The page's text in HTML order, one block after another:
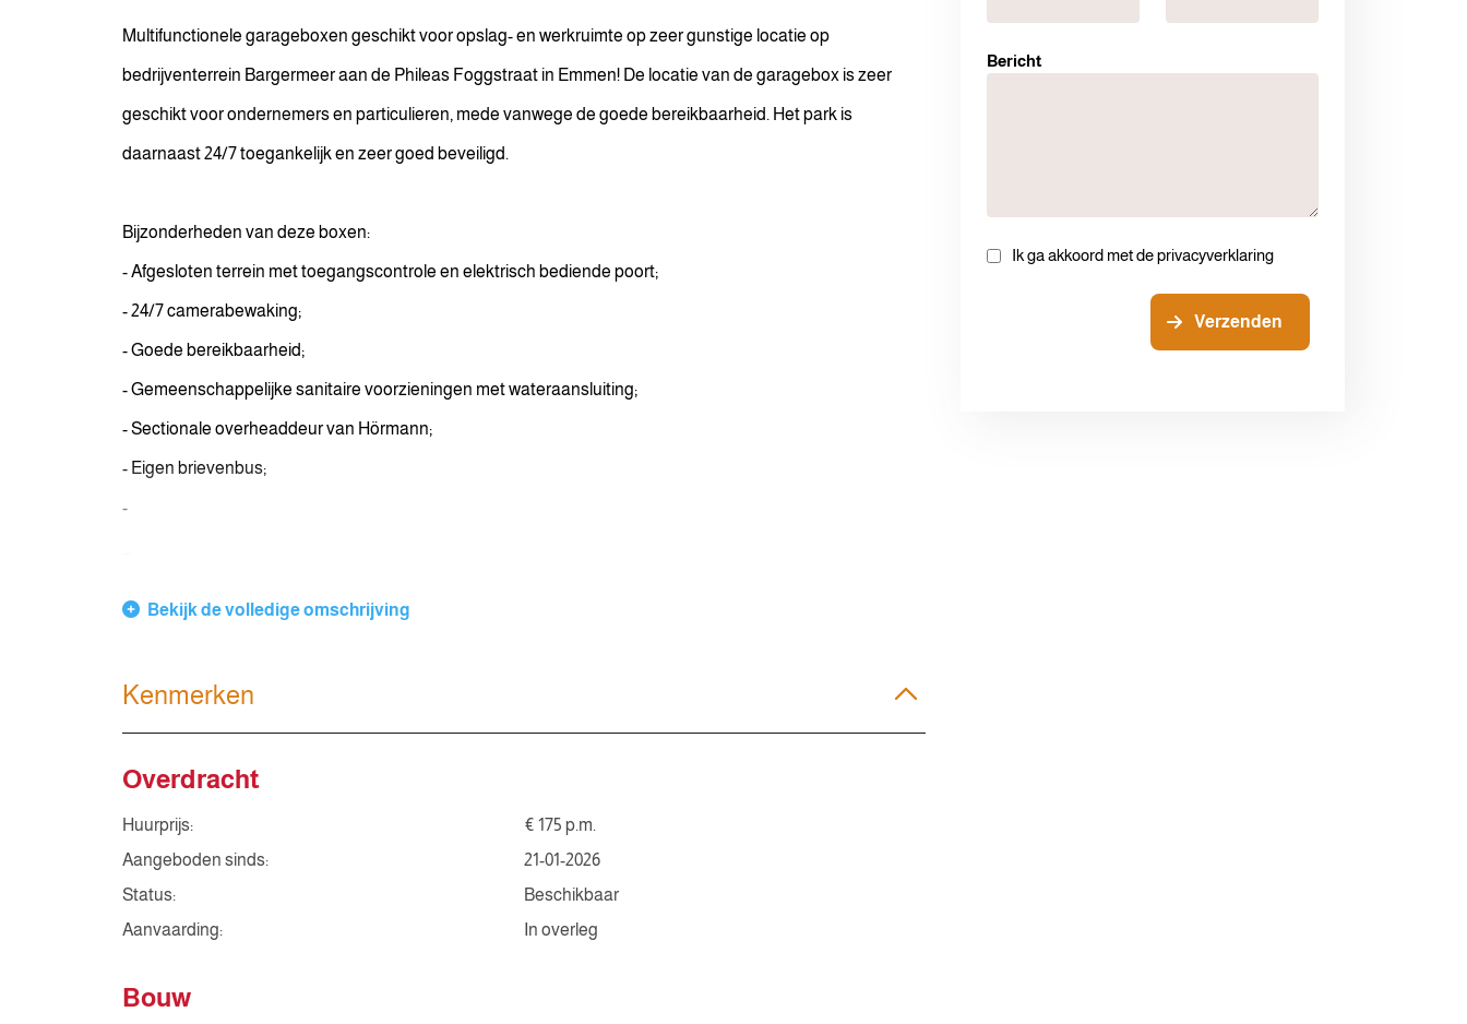
Multifunctionele garageboxen geschikt voor opslag- en werkruimte op zeer gunstige locatie op
bedrijventerrein Bargermeer aan de Phileas Foggstraat in Emmen! De locatie van de garagebox is zeer
geschikt voor ondernemers en particulieren, mede vanwege de goede bereikbaarheid. Het park is
daarnaast 24/7 toegankelijk en zeer goed beveiligd.
Bijzonderheden van deze boxen:
- Afgesloten terrein met toegangscontrole en elektrisch bediende poort;
- 24/7 camerabewaking;
- Goede bereikbaarheid;
- Gemeenschappelijke sanitaire voorzieningen met wateraansluiting;
- Sectionale overheaddeur van Hörmann;
- Eigen brievenbus;
-
Bekijk de volledige omschrijving
Kenmerken
Overdracht
Huurprijs:
€ 175 p.m.
Aangeboden sinds:
21-01-2026
Status:
Beschikbaar
Aanvaarding:
In overleg
Bouw
Bericht
Ik ga akkoord met de privacyverklaring
Verzenden